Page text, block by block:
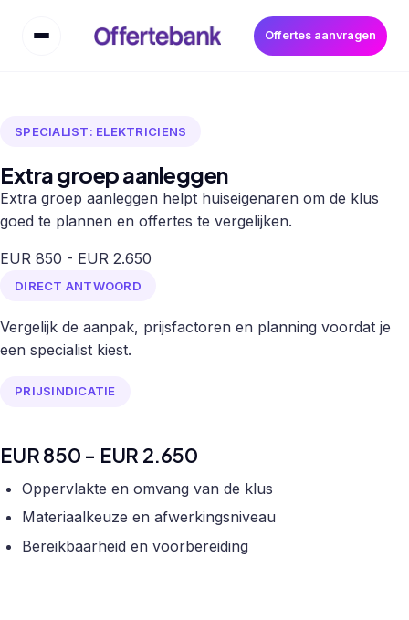
Offertes aanvragen
SPECIALIST: ELEKTRICIENS
Extra groep aanleggen
Extra groep aanleggen helpt huiseigenaren om de klus
goed te plannen en offertes te vergelijken.
EUR 850 - EUR 2.650
DIRECT ANTWOORD
Vergelijk de aanpak, prijsfactoren en planning voordat je
een specialist kiest.
PRIJSINDICATIE
EUR 850 - EUR 2.650
Oppervlakte en omvang van de klus
Materiaalkeuze en afwerkingsniveau
Bereikbaarheid en voorbereiding